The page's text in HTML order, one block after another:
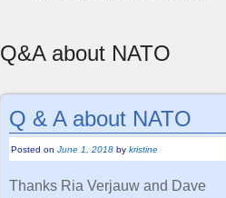
Q&A about NATO
Q & A about NATO
Posted onJune 1, 2018 bykristine
Thanks Ria Verjauw and Dave